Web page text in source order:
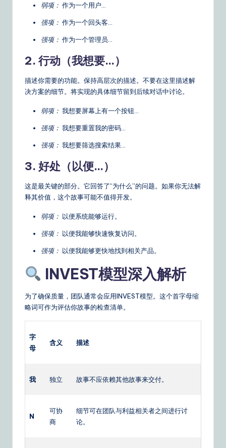
弱项： 作为一个用户…
强项： 作为一个回头客…
强项： 作为一个管理员…
2. 行动（我想要…）
描述你需要的功能。保持高层次的描述。不要在这里描述解
决方案的细节。将实现的具体细节留到后续对话中讨论。
弱项： 我想要屏幕上有一个按钮…
强项： 我想要重置我的密码…
强项： 我想要筛选搜索结果…
3. 好处（以便…）
这是最关键的部分。它回答了“为什么”的问题。如果你无法解
释其价值，这个故事可能不值得开发。
弱项： 以便系统能够运行。
强项： 以便我能够快速恢复访问。
强项： 以便我能够更快地找到相关产品。
INVEST模型深入解析
为了确保质量，团队通常会应用INVEST模型。这个首字母缩
略词可作为评估你故事的检查清单。
字
母
含义 描述
我 独立 故事不应依赖其他故事来交付。
N
可协
商
细节可在团队与利益相关者之间进行讨
论。